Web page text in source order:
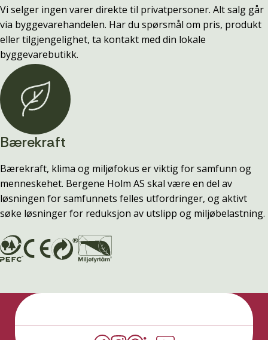
Vi selger ingen varer direkte til privatpersoner. Alt salg går
via byggevarehandelen. Har du spørsmål om pris, produkt
eller tilgjengelighet, ta kontakt med din lokale
byggevarebutikk.
Bærekraft
Bærekraft, klima og miljøfokus er viktig for samfunn og
menneskehet. Bergene Holm AS skal være en del av
løsningen for samfunnets felles utfordringer, og aktivt
søke løsninger for reduksjon av utslipp og miljøbelastning.